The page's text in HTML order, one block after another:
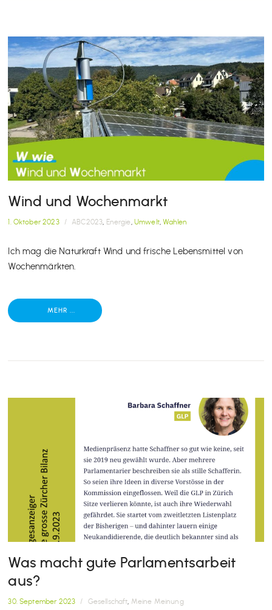
Wind und Wochenmarkt
1. Oktober 2023 / ABC2023 Energie Umwelt,Wahlen
Ich mag die Naturkraft Wind und frische Lebensmittel von
Wochenmärkten.
MEHR ...
Was macht gute Parlamentsarbeit
aus?
30. September 2023 / Gesellschaft Meine Meinung